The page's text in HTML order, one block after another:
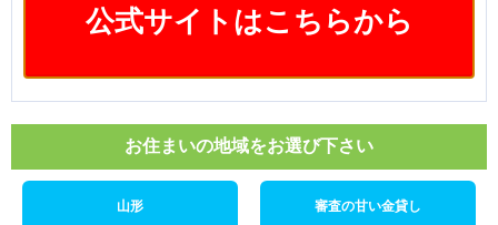
公式サイトはこちらから
お住まいの地域をお選び下さい
山形 審査の甘い金貸し